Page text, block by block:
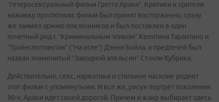
“гетеросексуальный фильм Грегга Араки”. Критики и зрители
наживку проглотили: фильм был принят восторженно, сразу
же заимел армию поклонников и был поставлен в один
почетный ряд с “Криминальным чтивом” Квентина Тарантино и
“Трэйнспоттингом” (“На игле”) Дэнни Бойла, а предтечей был
назван знаменитый “Заводной апельсин” Стэнли Кубрика.
Действительно, секс, наркотики и стильное насилие роднят
этот фильм с упомянутыми. И все же, рисуя портрет поколения
90-х, Араки идет своей дорогой. Причем и жанр выбирает здесь